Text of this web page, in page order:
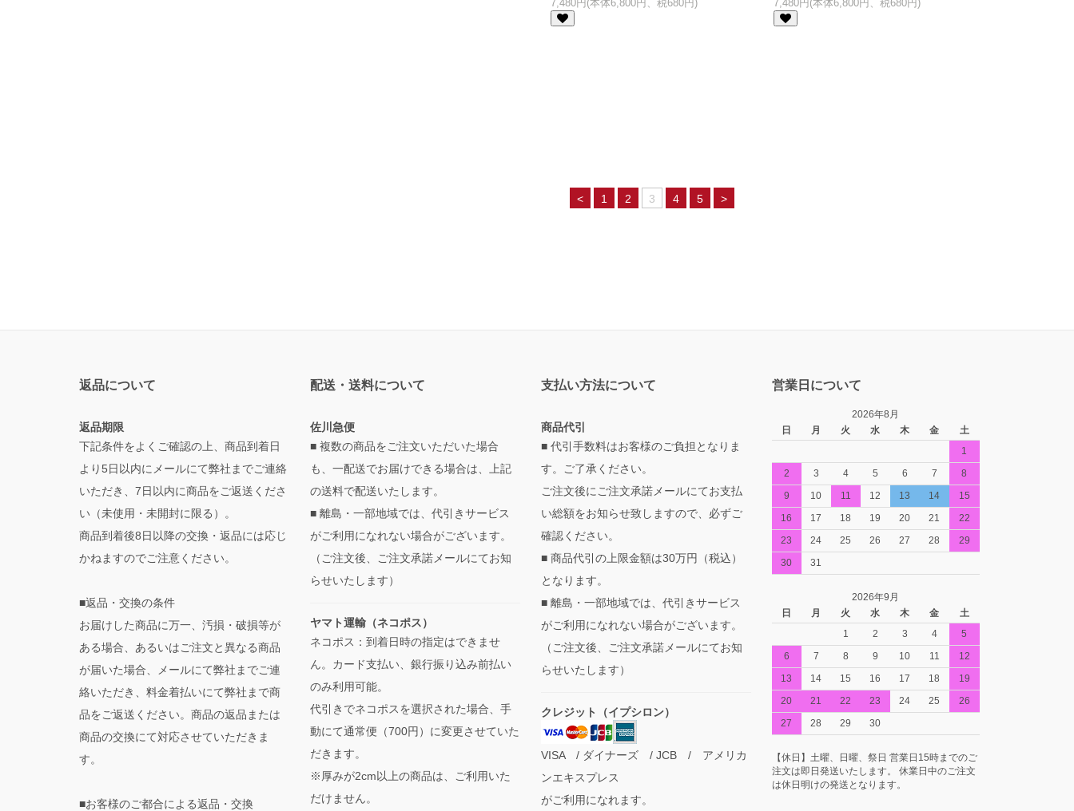
7,480円(本体6,800円、税680円) 7,480円(本体6,800円、税680円)
< 1 2 3 4 5 >
返品について
返品期限
下記条件をよくご確認の上、商品到着日
より5日以内にメールにて弊社までご連絡
いただき、7日以内に商品をご返送くださ
い（未使用・未開封に限る）。
商品到着後8日以降の交換・返品には応じ
かねますのでご注意ください。
■返品・交換の条件
お届けした商品に万一、汚損・破損等が
ある場合、あるいはご注文と異なる商品
が届いた場合、メールにて弊社までご連
絡いただき、料金着払いにて弊社まで商
品をご返送ください。商品の返品または
商品の交換にて対応させていただきま
す。
■お客様のご都合による返品・交換
配送・送料について
佐川急便
■ 複数の商品をご注文いただいた場合
も、一配送でお届けできる場合は、上記
の送料で配送いたします。
■ 離島・一部地域では、代引きサービス
がご利用になれない場合がございます。
（ご注文後、ご注文承諾メールにてお知
らせいたします）
ヤマト運輸（ネコポス）
ネコポス：到着日時の指定はできませ
ん。カード支払い、銀行振り込み前払い
のみ利用可能。
代引きでネコポスを選択された場合、手
動にて通常便（700円）に変更させていた
だきます。
※厚みが2cm以上の商品は、ご利用いた
だけません。
支払い方法について
商品代引
■ 代引手数料はお客様のご負担となりま
す。ご了承ください。
ご注文後にご注文承諾メールにてお支払
い総額をお知らせ致しますので、必ずご
確認ください。
■ 商品代引の上限金額は30万円（税込）
となります。
■ 離島・一部地域では、代引きサービス
がご利用になれない場合がございます。
（ご注文後、ご注文承諾メールにてお知
らせいたします）
クレジット（イプシロン）
VISA / ダイナーズ / JCB / アメリカ
ンエキスプレス
がご利用になれます。
営業日について
2026年8月
日
月 火 水 木 金
土
1
2
3 4 5 6 7
8
9
10 11 12 13 14
15
16
17 18 19 20 21
22
23
24 25 26 27 28
29
30
31
2026年9月
日
月 火 水 木 金
土
1
2 3 4
5
6
7 8 9 10 11
12
13
14 15 16 17 18
19
20
21 22 23 24 25
26
27
28 29 30
【休日】土曜、日曜、祭日 営業日15時までのご
注文は即日発送いたします。 休業日中のご注文
は休日明けの発送となります。